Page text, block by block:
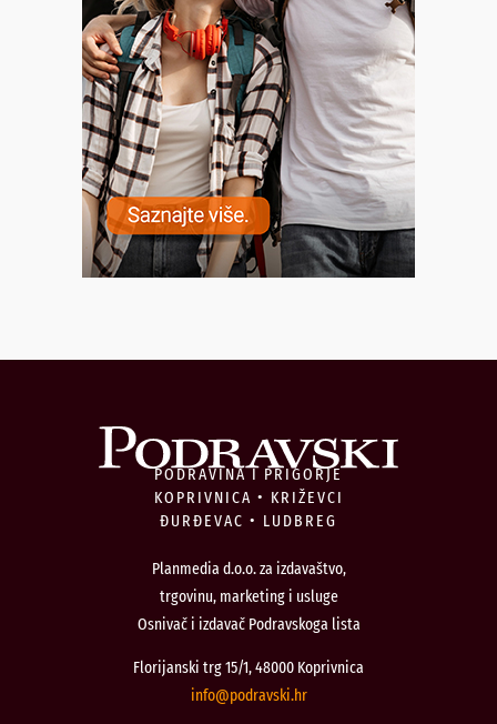
PODRAVINA I PRIGORJE
KOPRIVNICA • KRIŽEVCI
ĐURĐEVAC • LUDBREG
Planmedia d.o.o. za izdavaštvo,
trgovinu, marketing i usluge
Osnivač i izdavač Podravskoga lista
Florijanski trg 15/1, 48000 Koprivnica
rh.iksvardop
@ofni